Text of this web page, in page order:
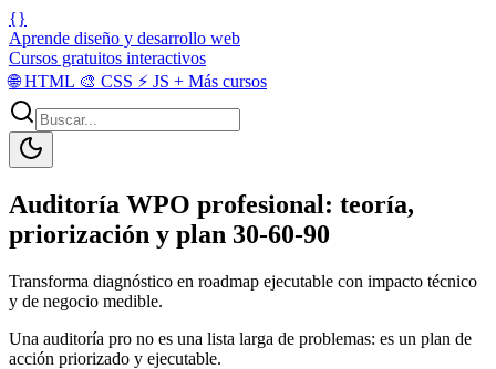
{}
Aprende diseño y desarrollo web
Cursos gratuitos interactivos
🌐HTML 🎨 CSS ⚡ JS + Más cursos
Auditoría WPO profesional: teoría,
priorización y plan 30-60-90
Transforma diagnóstico en roadmap ejecutable con impacto técnico
y de negocio medible.
Una auditoría pro no es una lista larga de problemas: es un plan de
acción priorizado y ejecutable.